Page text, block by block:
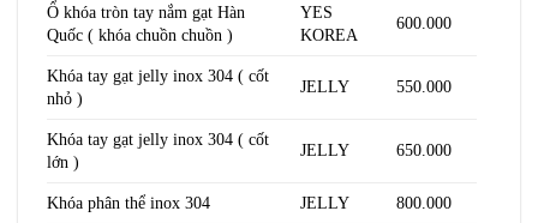
Ổ khóa tròn tay nắm gạt Hàn
Quốc ( khóa chuồn chuồn )
YES
KOREA
600.000
Khóa tay gạt jelly inox 304 ( cốt
nhỏ )
JELLY 550.000
Khóa tay gạt jelly inox 304 ( cốt
lớn )
JELLY 650.000
Khóa phân thể inox 304 JELLY 800.000